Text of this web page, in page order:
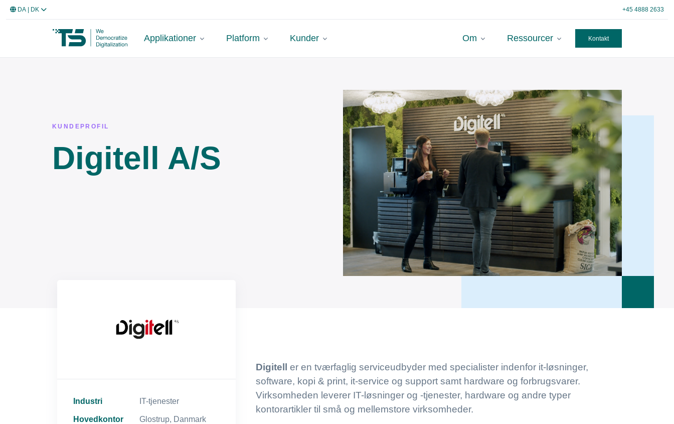
DA | DK +45 4888 2633
Applikationer Platform Kunder Om Ressourcer Kontakt
KUNDEPROFIL
Digitell A/S
Industri IT-tjenester
Hovedkontor Glostrup, Danmark
Digitell er en tværfaglig serviceudbyder med specialister indenfor it-løsninger,
software, kopi & print, it-service og support samt hardware og forbrugsvarer.
Virksomheden leverer IT-løsninger og -tjenester, hardware og andre typer
kontorartikler til små og mellemstore virksomheder.